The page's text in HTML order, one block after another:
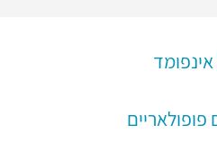
פופולאריים